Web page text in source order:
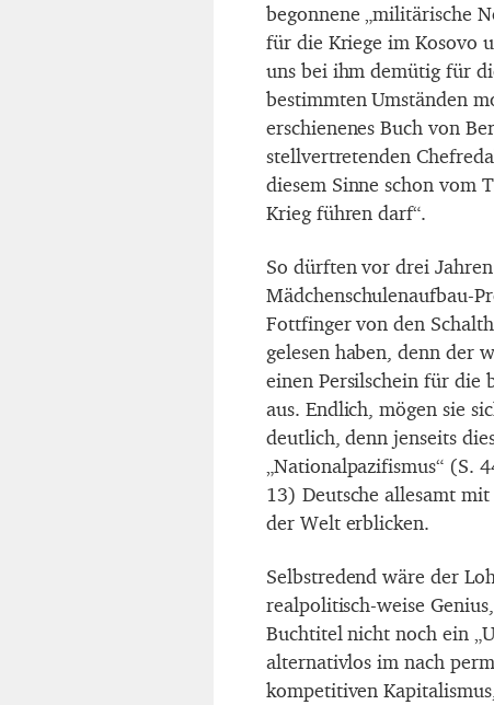
begonnene „militärische
für die Kriege im Kosovo
uns bei ihm demütig für
bestimmten Umständen
erschienenes Buch von
stellvertretenden
diesem Sinne schon vom
Krieg führen darf“.
So dürften vor drei
Mädchenschulenaufbau-
Fottfinger von den
gelesen haben, denn der
einen Persilschein für die
aus. Endlich, mögen sie
deutlich, denn jenseits
„Nationalpazifismus“ (S.
13) Deutsche allesamt
der Welt erblicken.
Selbstredend wäre der
realpolitisch-weise
Buchtitel nicht noch ein
alternativlos im nach
kompetitiven